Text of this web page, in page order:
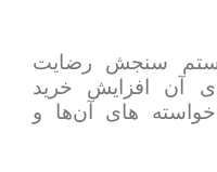
ایزو 10004، سیستم سنجش رضایت
آن افزایش خرید
های آن‌ها و